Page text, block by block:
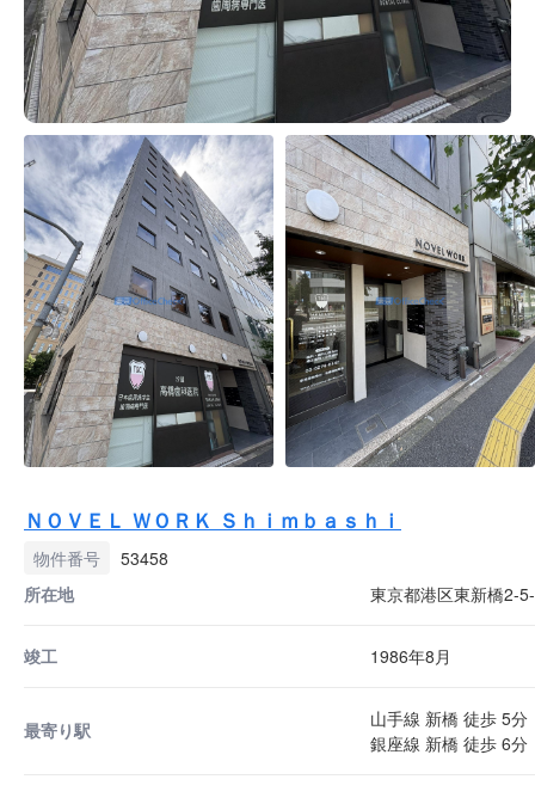
ＮＯＶＥＬ ＷＯＲＫ Ｓｈｉｍｂａｓｈｉ
物件番号
53458
所在地
東京都港区東新橋2-
竣工 1986年8月
最寄り駅
山手線 新橋 徒歩 5分
銀座線 新橋 徒歩 6分